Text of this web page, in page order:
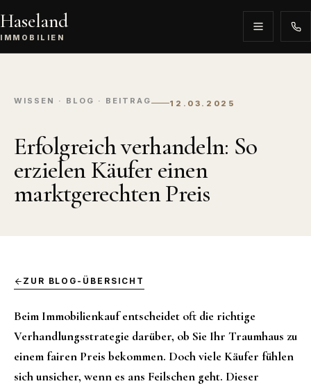
Haseland
IMMOBILIEN
WISSEN · BLOG · BEITRAG 12.03.2025
Erfolgreich verhandeln: So
erzielen Käufer einen
marktgerechten Preis
ZUR BLOG-ÜBERSICHT
Beim Immobilienkauf entscheidet oft die richtige
Verhandlungsstrategie darüber, ob Sie Ihr Traumhaus zu
einem fairen Preis bekommen. Doch viele Käufer fühlen
sich unsicher, wenn es ans Feilschen geht. Dieser